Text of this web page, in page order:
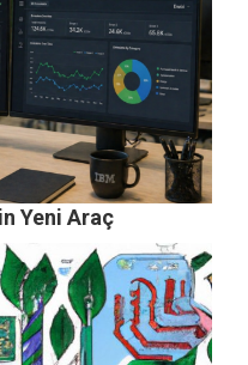
Yeni Araç